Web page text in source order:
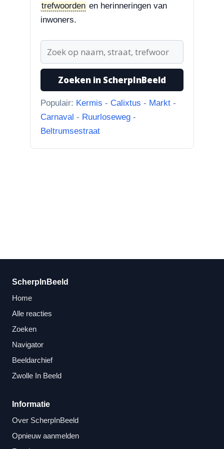
4-8-2026
Hoek Matthijs van Dulkenstraat en
“Martie dank voor je
oplettendheid, we gaan de
trefwoorden en herinneringen van
inwoners.
Zoeken in ScherpInBeeld
Populair: Kermis - Calixtus - Markt -
Carnaval - Ruurloseweg -
Beltrumsestraat
ScherpInBeeld
Home
Alle reacties
Zoeken
Navigator
Beeldarchief
Zwolle In Beeld
Informatie
Over ScherpInBeeld
Opnieuw aanmelden